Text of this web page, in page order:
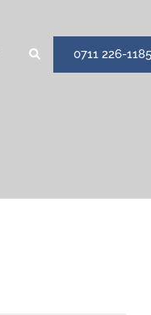
0711 226-1185